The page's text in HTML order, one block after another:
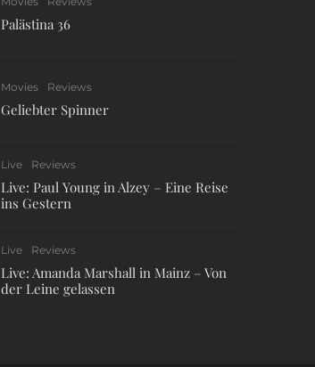
Palästina 36
Movies Reviews
Geliebter Spinner
Live Reviews
Live: Paul Young in Alzey – Eine Reise
ins Gestern
Live Reviews
Live: Amanda Marshall in Mainz – Von
der Leine gelassen